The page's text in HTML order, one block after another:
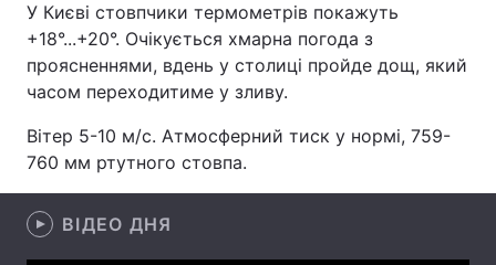
Економіка Світ
Спорт Наука
Техно і зв'язок Лайт
Зброя Інциденти
Здоров'я
У Києві стовпчики термометрів покажуть
+18°...+20°. Очікується хмарна погода з
проясненнями, вдень у столиці пройде дощ, який
часом переходитиме у зливу.
Вітер 5-10 м/с. Атмосферний тиск у нормі, 759-
760 мм ртутного стовпа.
ВІДЕО ДНЯ